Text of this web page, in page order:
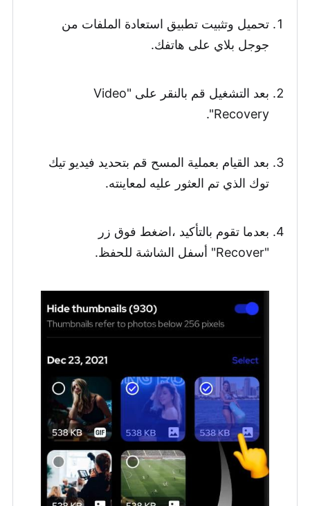
تحميل وتثبيت تطبيق استعادة الملفات من
جوجل بلاي على هاتفك.
بعد التشغيل قم بالنقر على "Video
Recovery".
بعد القيام بعملية المسح قم بتحديد فيديو تيك
توك الذي تم العثور عليه لمعاينته.
بعدما تقوم بالتأكيد ،اضغط فوق زر
"Recover" أسفل الشاشة للحفظ.